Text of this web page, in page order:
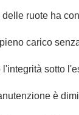
ruote ha
carico
l'integrità sotto
è